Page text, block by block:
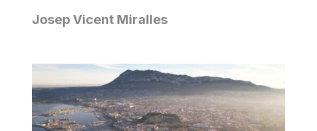
Josep Vicent Miralles